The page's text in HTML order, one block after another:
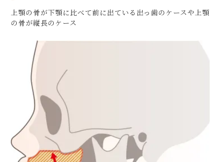
上顎の骨が下顎に比べて前に出ている出っ歯のケースや上顎
の骨が縦長のケース